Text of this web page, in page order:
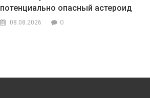
потенциально опасный астероид
08.08.2026 0